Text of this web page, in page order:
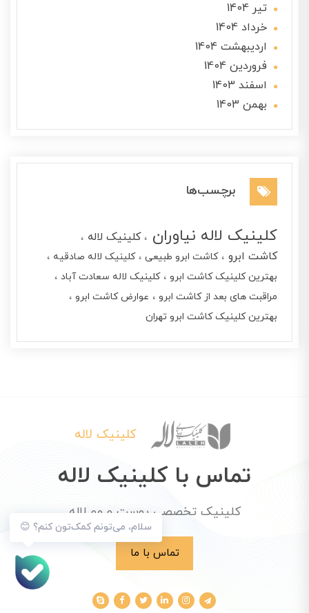
تير 1404
خرداد 1404
ارديبهشت 1404
فروردین 1404
اسفند 1403
بهمن 1403
برچسب‌ها
کلینیک لاله نیاوران
کلینیک لاله
کاشت ابرو
کاشت ابرو طبیعی
کلینیک لاله صادقیه
بهترین کلینیک کاشت ابرو
کلینیک لاله سعادت آباد
مراقبت های بعد از کاشت ابرو
عوارض کاشت ابرو
بهترین کلینیک کاشت ابرو تهران
سلام، می‌تونم کمک‌تون کنم؟ 😊
کلینیک لاله
تماس با کلینیک لاله
کلینیک تخصصی پوست و مو لاله
تماس با ما